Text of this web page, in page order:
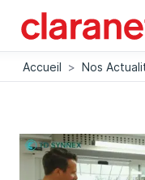
Accueil > Nos